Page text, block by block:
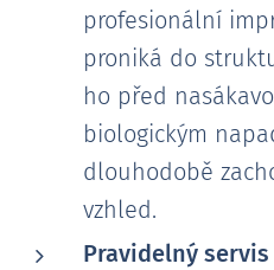
profesionální
proniká do
ho před
biologickým
dlouhodobě
vzhled.
Pravidelný